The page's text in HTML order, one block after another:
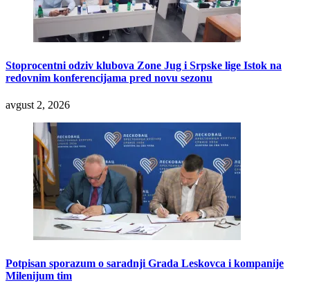
Stoprocentni odziv klubova Zone Jug i Srpske lige Istok na
redovnim konferencijama pred novu sezonu
avgust 2, 2026
Potpisan sporazum o saradnji Grada Leskovca i kompanije
Milenijum tim